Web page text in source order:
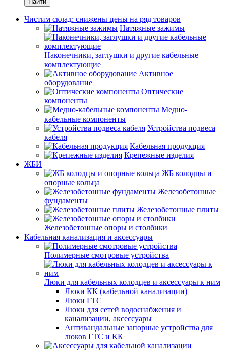
Чистим склад: снижены цены на ряд товаров
Натяжные зажимы
Наконечники, заглушки и другие кабельные
комплектующие
Активное
оборудование
Оптические
компоненты
Медно-
кабельные компоненты
Устройства подвеса
кабеля
Кабельная продукция
Крепежные изделия
ЖБИ
ЖБ колодцы и
опорные кольца
Железобетонные
фундаменты
Железобетонные плиты
Железобетонные опоры и столбики
Кабельная канализация и аксессуары
Полимерные смотровые устройства
Люки для кабельных колодцев и аксессуары к ним
Люки КК (кабельной канализации)
Люки ГТС
Люки для сетей водоснабжения и
канализации, аксессуары
Антивандальные запорные устройства для
люков ГТС и КК